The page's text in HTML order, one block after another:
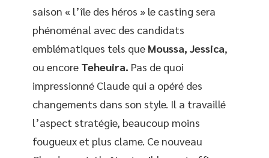
saison « l’île des héros » le casting sera
phénoménal avec des candidats
emblématiques tels que Moussa, Jessica,
ou encore Teheuira. Pas de quoi
impressionné Claude qui a opéré des
changements dans son style. Il a travaillé
l’aspect stratégie, beaucoup moins
fougueux et plus clame. Ce nouveau